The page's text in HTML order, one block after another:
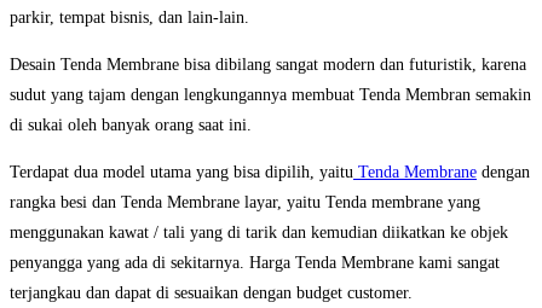
parkir, tempat bisnis, dan lain-lain.
Desain Tenda Membrane bisa dibilang sangat modern dan futuristik, karena
sudut yang tajam dengan lengkungannya membuat Tenda Membran semakin
di sukai oleh banyak orang saat ini.
Terdapat dua model utama yang bisa dipilih, yaitu Tenda Membrane dengan
rangka besi dan Tenda Membrane layar, yaitu Tenda membrane yang
menggunakan kawat / tali yang di tarik dan kemudian diikatkan ke objek
penyangga yang ada di sekitarnya. Harga Tenda Membrane kami sangat
terjangkau dan dapat di sesuaikan dengan budget customer.